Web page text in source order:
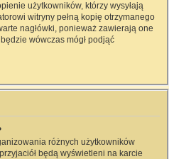
użytkowników, którzy wysyłają
witryny pełną kopię otrzymanego
nagłówki, ponieważ zawierają one
wówczas mógł podjąć
różnych użytkowników
będą wyświetleni na karcie